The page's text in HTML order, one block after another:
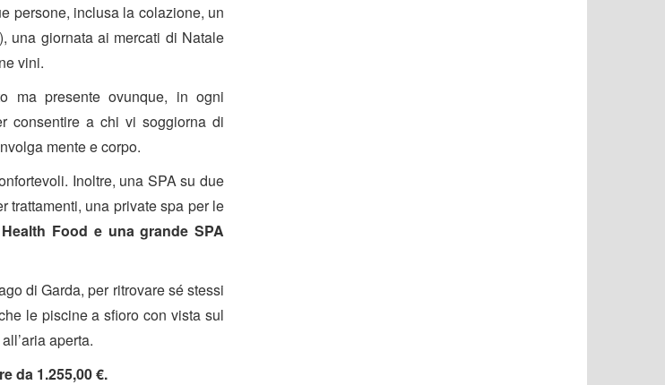
persone, inclusa la colazione, un
una giornata ai mercati di Natale
vini.
ma presente ovunque, in ogni
consentire a chi vi soggiorna di
mente e corpo.
Inoltre, una SPA su due
trattamenti, una private spa per le
Food e una grande SPA
di Garda, per ritrovare sé stessi
le piscine a sfioro con vista sul
aperta.
da 1.255,00 €.